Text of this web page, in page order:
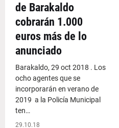
de Barakaldo
cobrarán 1.000
euros más de lo
anunciado
Barakaldo, 29 oct 2018 . Los
ocho agentes que se
incorporarán en verano de
2019 a la Policía Municipal
ten…
29.10.18